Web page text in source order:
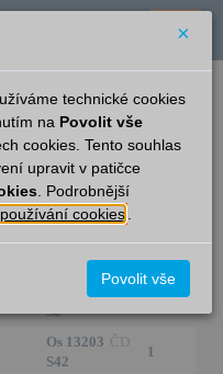
21:11
Vlak/Linka Kolej
Os 14353
S2
Os 13203 ČD
S42
1
×
technické cookies
na Povolit vše
cookies. Tento souhlas
upravit v patičce
. Podrobnější
cookies
Povolit vše